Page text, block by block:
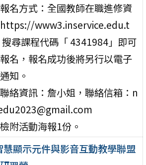
名方式：全國教師在職進修資
www3.inservice.edu.t
尋課程代碼「 4341984」即可
名，報名成功後將另行以電子
知。
絡資訊：詹小姐，聯絡信箱：n
附活動海報1份。
慧顯示元件與影音互動教學聯盟